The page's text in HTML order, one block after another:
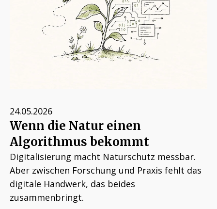
24.05.2026
Wenn die Natur einen
Algorithmus bekommt
Digitalisierung macht Naturschutz messbar.
Aber zwischen Forschung und Praxis fehlt das
digitale Handwerk, das beides
zusammenbringt.